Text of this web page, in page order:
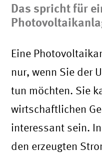
Das spricht für
Eine
nur, wenn Sie der
tun möchten. Sie
wirtschaftlichen
interessant sein.
den erzeugten